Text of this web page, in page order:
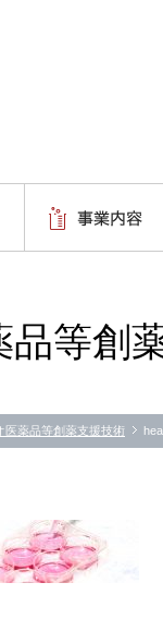
等創
医薬品等創薬支援技術